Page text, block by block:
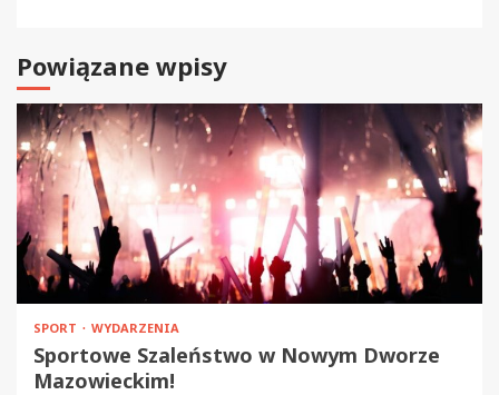
Powiązane wpisy
SPORT WYDARZENIA
Sportowe Szaleństwo w Nowym Dworze
Mazowieckim!